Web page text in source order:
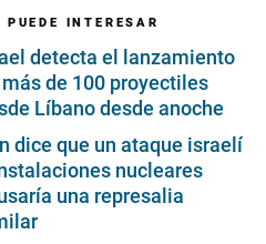
PUEDE INTERESAR
detecta el lanzamiento
de 100 proyectiles
Líbano desde anoche
dice que un ataque israelí
nucleares
una represalia